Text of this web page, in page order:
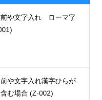
前や文字入れ ローマ字
や文字入れ漢字ひらが
む場合 (Z-002)